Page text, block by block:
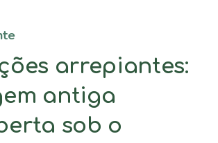
arrepiantes:
antiga
sob o